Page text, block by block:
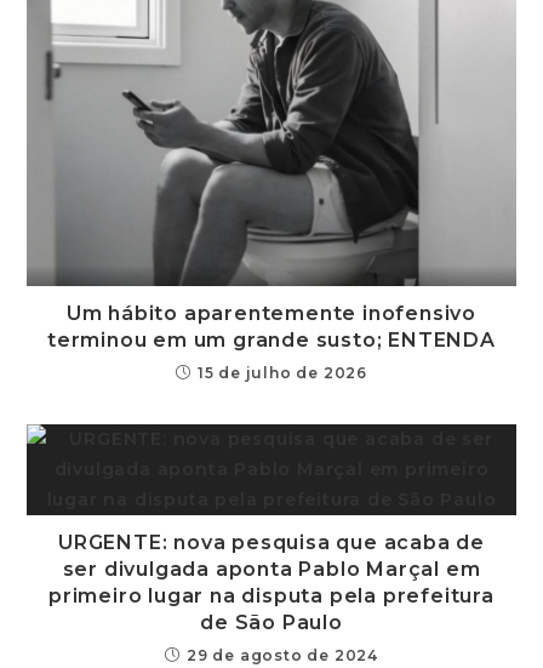
Um hábito aparentemente inofensivo
terminou em um grande susto; ENTENDA
15 de julho de 2026
URGENTE: nova pesquisa que acaba de
ser divulgada aponta Pablo Marçal em
primeiro lugar na disputa pela prefeitura
de São Paulo
29 de agosto de 2024